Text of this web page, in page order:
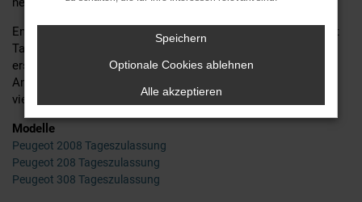
Entdecken Sie noch heute unsere große Auswahl an Peugeot
Tageszulassung und lassen Sie sich von unserem
erstklassigen Service überzeugen. Ihr Vertrauen ist unser
Antrieb bei Motor Gruppe Sticht – Ihr Peugeot
vielen erfolgreichen Jahren.
Modelle
Peugeot 2008 Tageszulassung
Peugeot 208 Tageszulassung
Peugeot 308 Tageszulassung
Speichern
Optionale Cookies ablehnen
Alle akzeptieren